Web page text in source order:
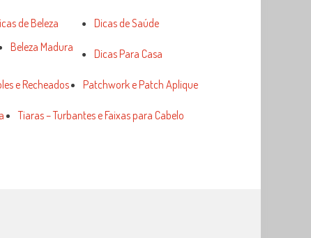
de Beleza
Beleza Madura
Dicas de Saúde
Dicas Para Casa
e Recheados Patchwork e Patch Aplique
Tiaras – Turbantes e Faixas para Cabelo